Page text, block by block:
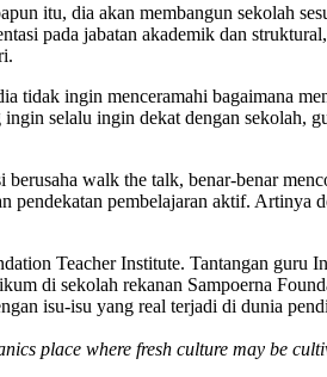
itu, dia akan membangun sekolah
pada jabatan akademik dan
ingin menceramahi bagaimana
selalu ingin dekat dengan sekolah,
walk the talk, benar-benar
pendekatan pembelajaran aktif. Artinya
Teacher Institute. Tantangan guru
di sekolah rekanan Sampoerna
isu-isu yang real terjadi di dunia
place where fresh culture may be